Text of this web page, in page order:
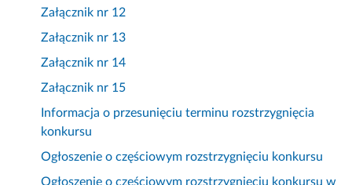
Załącznik nr 12
Załącznik nr 13
Załącznik nr 14
Załącznik nr 15
Informacja o przesunięciu terminu rozstrzygnięcia
konkursu
Ogłoszenie o częściowym rozstrzygnięciu konkursu
Ogłoszenie o częściowym rozstrzygnięciu konkursu w